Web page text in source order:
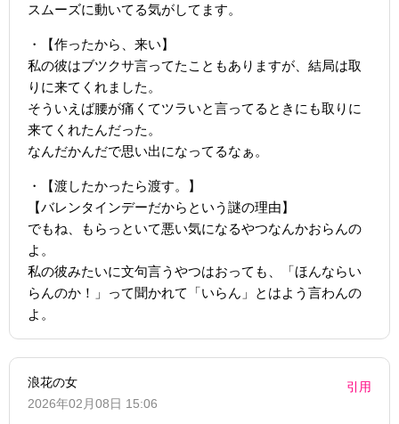
スムーズに動いてる気がしてます。
・【作ったから、来い】
私の彼はブツクサ言ってたこともありますが、結局は取
りに来てくれました。
そういえば腰が痛くてツラいと言ってるときにも取りに
来てくれたんだった。
なんだかんだで思い出になってるなぁ。
・【渡したかったら渡す。】
【バレンタインデーだからという謎の理由】
でもね、もらっといて悪い気になるやつなんかおらんの
よ。
私の彼みたいに文句言うやつはおっても、「ほんならい
らんのか！」って聞かれて「いらん」とはよう言わんの
よ。
浪花の女
2026年02月08日 15:06
引用